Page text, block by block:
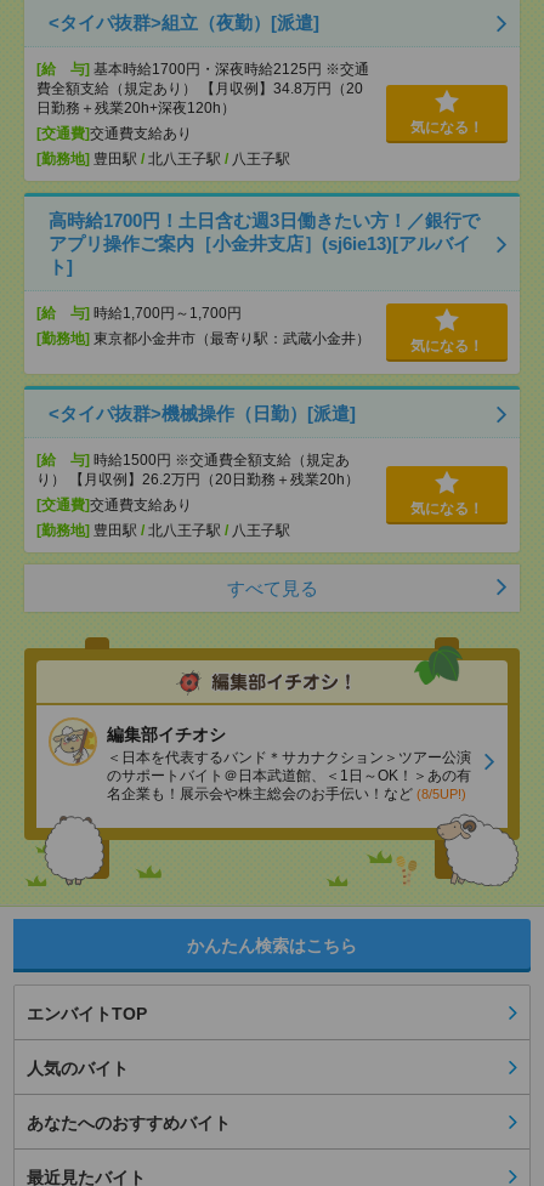
<タイパ抜群>組立（夜勤）[派遣]
[給 与] 基本時給1700円・深夜時給2125円 ※交通
費全額支給（規定あり） 【月収例】34.8万円（20
日勤務＋残業20h+深夜120h）
[交通費]交通費支給あり
[勤務地] 豊田駅 / 北八王子駅 / 八王子駅
気になる！
高時給1700円！土日含む週3日働きたい方！／銀行で
アプリ操作ご案内［小金井支店］(sj6ie13)[アルバイ
ト]
[給 与] 時給1,700円～1,700円
[勤務地] 東京都小金井市（最寄り駅：武蔵小金井） 気になる！
<タイパ抜群>機械操作（日勤）[派遣]
[給 与] 時給1500円 ※交通費全額支給（規定あ
り） 【月収例】26.2万円（20日勤務＋残業20h）
[交通費]交通費支給あり
[勤務地] 豊田駅 / 北八王子駅 / 八王子駅
気になる！
すべて見る
編集部イチオシ
＜日本を代表するバンド＊サカナクション＞ツアー公演
のサポートバイト＠日本武道館、＜1日～OK！＞あの有
名企業も！展示会や株主総会のお手伝い！など (8/5UP!)
かんたん検索はこちら
エンバイトTOP
人気のバイト
あなたへのおすすめバイト
最近見たバイト